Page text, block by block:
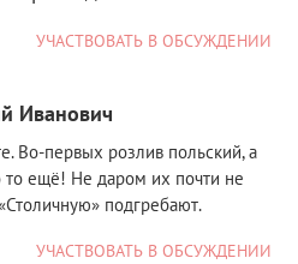
УЧАСТВОВАТЬ В ОБСУЖДЕНИИ
Иванович
Во-первых розлив польский, а
то ещё! Не даром их почти не
подгребают.
УЧАСТВОВАТЬ В ОБСУЖДЕНИИ